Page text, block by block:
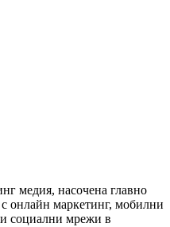
медия, насочена главно
онлайн маркетинг, мобилни
социални мрежи в